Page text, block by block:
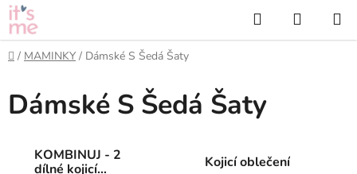
Přejít
na
obsah
Hledat
KOŠÍK
Domů
/ MAMINKY / Dámské S Šedá Šaty
Dámské S Šedá Šaty
KOMBINUJ - 2
dílné kojicí
Kojicí oblečení